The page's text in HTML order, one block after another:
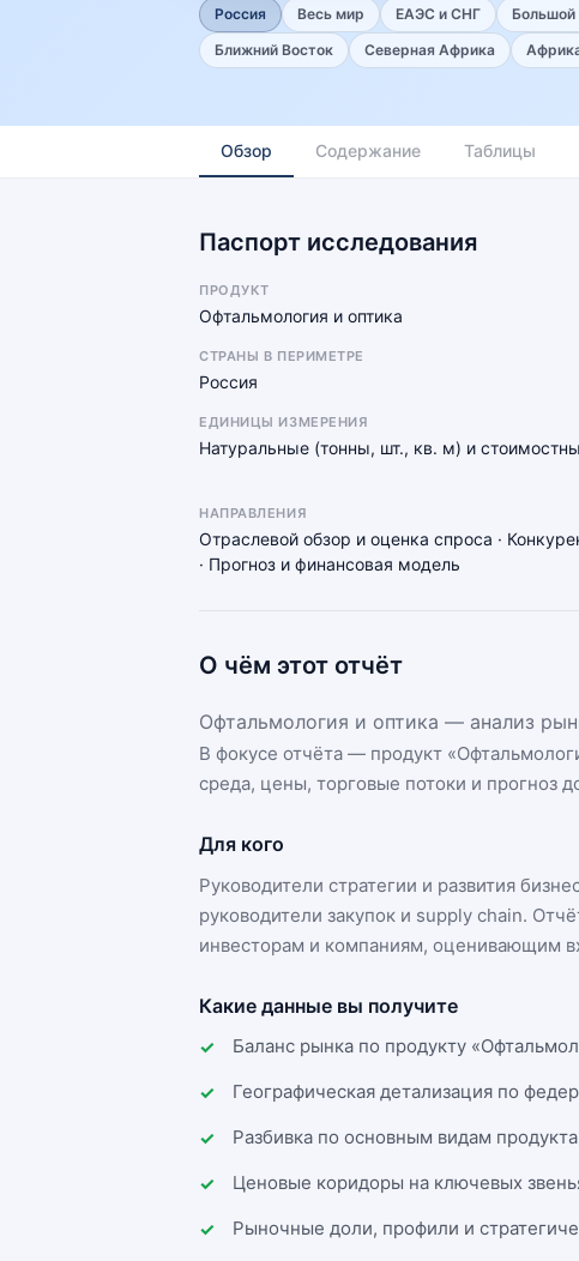
Россия Весь мир ЕАЭС и СНГ Большой
Ближний Восток
Северная Африка
Обзор Содержание Таблицы
Паспорт исследования
ПРОДУКТ
Офтальмология и оптика
СТРАНЫ В ПЕРИМЕТРЕ
Россия
ЕДИНИЦЫ ИЗМЕРЕНИЯ
Натуральные (тонны, шт., кв. м) и
НАПРАВЛЕНИЯ
Отраслевой обзор и оценка спроса ·
· Прогноз и финансовая модель
О чём этот отчёт
Офтальмология и оптика — анализ
В фокусе отчёта — продукт «
среда, цены, торговые потоки и прогноз
Для кого
Руководители стратегии и развития
руководители закупок и supply chain.
инвесторам и компаниям, оценивающим
Какие данные вы получите
Баланс рынка по продукту
Географическая детализация по
Разбивка по основным видам
Ценовые коридоры на ключевых
Рыночные доли, профили и